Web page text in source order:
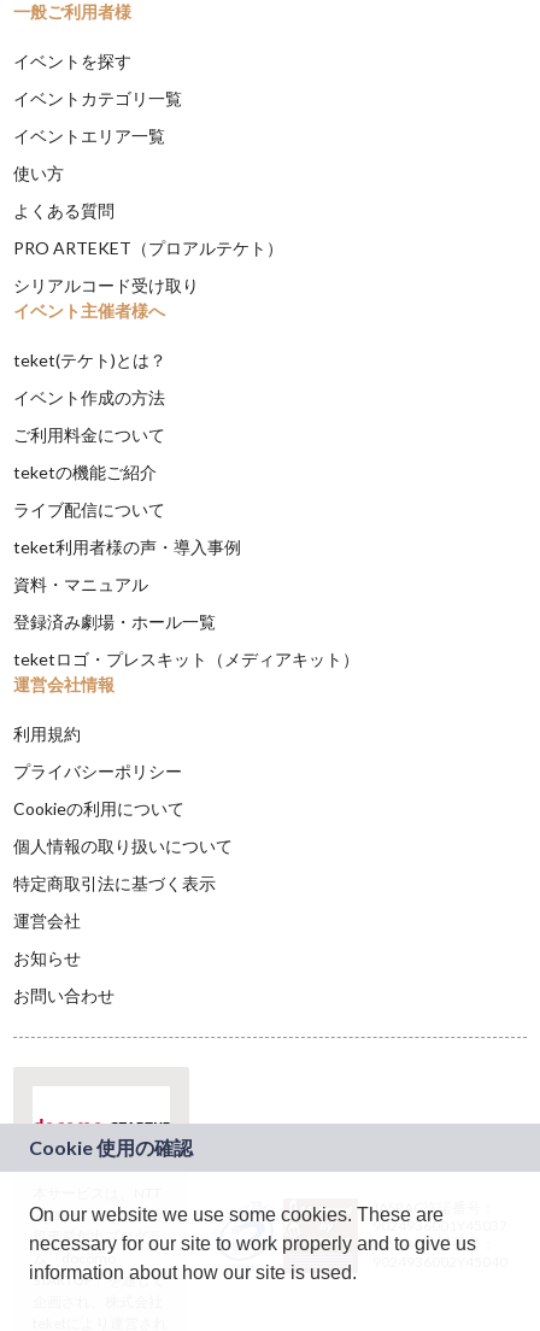
一般ご利用者様
イベントを探す
イベントカテゴリ一覧
イベントエリア一覧
使い方
よくある質問
PRO ARTEKET（プロアルテケト）
シリアルコード受け取り
イベント主催者様へ
teket(テケト)とは？
イベント作成の方法
ご利用料金について
teketの機能ご紹介
ライブ配信について
teket利用者様の声・導入事例
資料・マニュアル
登録済み劇場・ホール一覧
teketロゴ・プレスキット（メディアキット）
運営会社情報
利用規約
プライバシーポリシー
Cookieの利用について
個人情報の取り扱いについて
特定商取引法に基づく表示
運営会社
お知らせ
お問い合わせ
ドコモグループの新
規事業創出プログラ
ム「docomo
STARTUP」を通じて
JASRAC許諾番号：
9024936001Y45037
JASRAC許諾番号：
On our website we use some cookies. These are
necessary for our site to work properly and to give us
information about how our site is used.